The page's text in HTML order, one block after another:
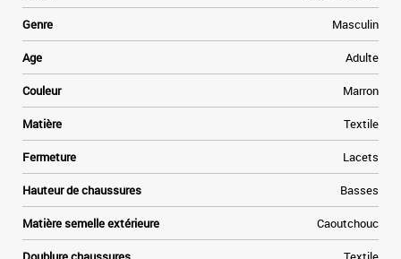
Genre Masculin
Age Adulte
Couleur Marron
Matière Textile
Fermeture Lacets
Hauteur de chaussures Basses
Matière semelle extérieure Caoutchouc